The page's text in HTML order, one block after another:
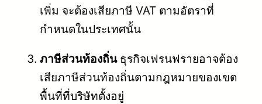
เพิ่ม จะต้องเสียภาษี VAT ตามอัตราที่
กำหนดในประเทศนั้น
ภาษีส่วนท้องถิ่นธุรกิจเฟรนฟรายอาจต้อง
เสียภาษีส่วนท้องถิ่นตามกฎหมายของเขต
พื้นที่ที่บริษัทตั้งอยู่